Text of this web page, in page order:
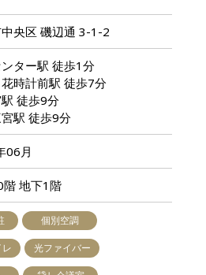
央区 磯辺通 3-1-2
ター駅 徒歩1分
時計前駅 徒歩7分
徒歩9分
駅 徒歩9分
06月
階 地下1階
個別空調
光ファイバー